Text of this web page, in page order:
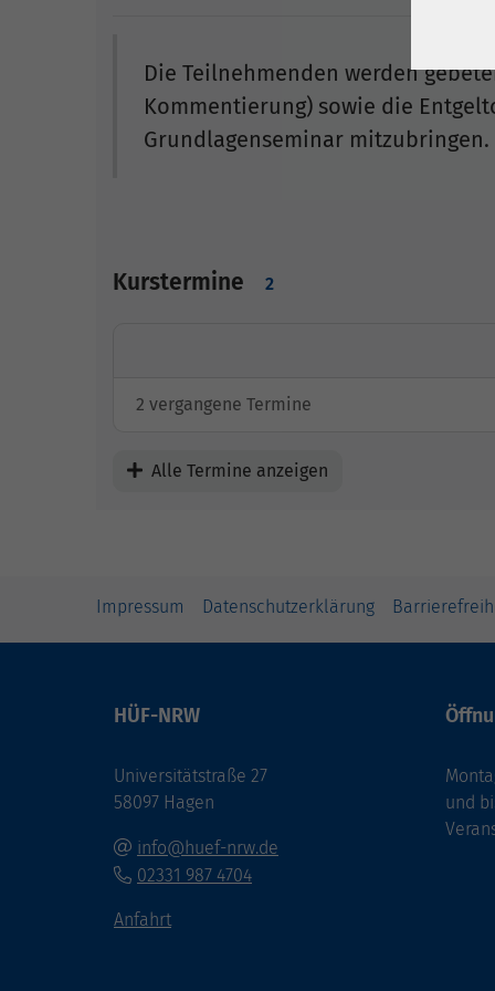
Die Teilnehmenden werden
Kommentierung) sowie die
Grundlagenseminar mitzubringen.
Kurstermine 2
2 vergangene Termine
Alle Termine anzeigen
Impressum Datenschutzerklärung
HÜF-NRW
Universitätstraße 27
58097 Hagen
info@huef-nrw.de
02331 987 4704
Anfahrt
und